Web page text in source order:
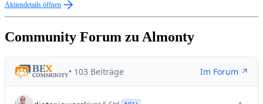
Aktiendetails öffnen
Community Forum zu Almonty